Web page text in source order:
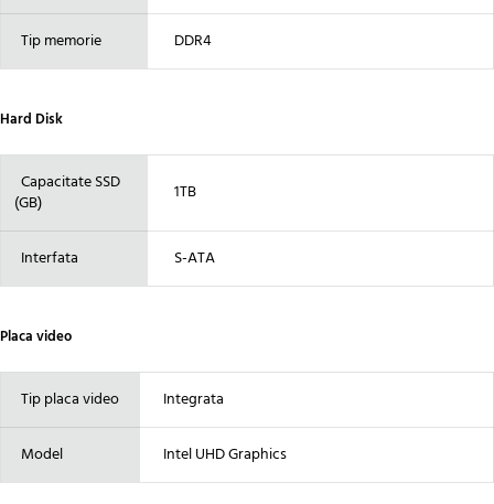
Tip memorie DDR4
Hard Disk
Capacitate SSD
(GB)
1TB
Interfata S-ATA
Placa video
Tip placa video Integrata
Model Intel UHD Graphics